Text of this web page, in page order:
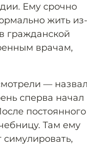
Ему срочно
жить
гражданской
врачам,
—
сперва начал
постоянного
Там ему